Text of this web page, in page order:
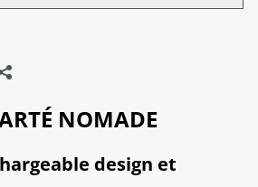
NOMADE
design et